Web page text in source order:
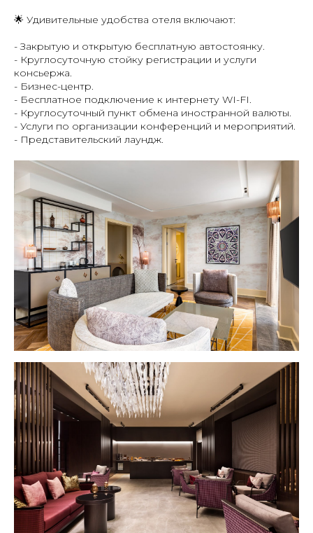
🌟 Удивительные удобства отеля включают:
- Закрытую и открытую бесплатную автостоянку.
- Круглосуточную стойку регистрации и услуги
консьержа.
- Бизнес-центр.
- Бесплатное подключение к интернету WI-FI.
- Круглосуточный пункт обмена иностранной валюты.
- Услуги по организации конференций и мероприятий.
- Представительский лаундж.